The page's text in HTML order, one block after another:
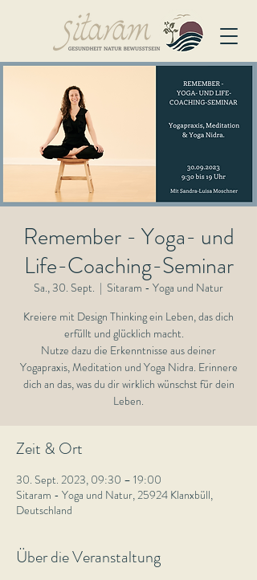
Remember - Yoga- und
Life-Coaching-Seminar
Sa., 30. Sept.
  |
Sitaram - Yoga und Natur
Kreiere mit Design Thinking ein Leben, das dich
erfüllt und glücklich macht.
Nutze dazu die Erkenntnisse aus deiner
Yogapraxis, Meditation und Yoga Nidra. Erinnere
dich an das, was du dir wirklich wünschst für dein
Leben.
Zeit & Ort
30. Sept. 2023, 09:30 – 19:00
Sitaram - Yoga und Natur, 25924 Klanxbüll,
Deutschland
Über die Veranstaltung